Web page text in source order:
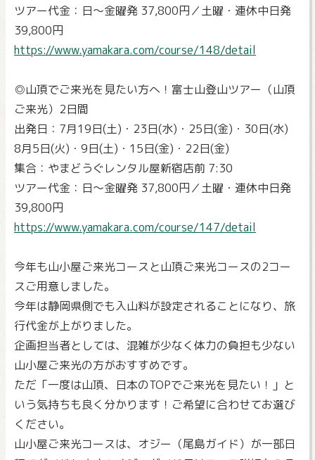
ツアー代金：日～金曜発 37,800円／土曜・連休中日発
39,800円
https://www.yamakara.com/course/148/detail
◎山頂でご来光を見たい方へ！富士山登山ツアー（山頂
ご来光）2日間
出発日：7月19日(土)・23日(水)・25日(金)・30日(水)
8月5日(火)・9日(土)・15日(金)・22日(金)
集合：やまどうぐレンタル屋新宿店前 7:30
ツアー代金：日～金曜発 37,800円／土曜・連休中日発
39,800円
https://www.yamakara.com/course/147/detail
今年も山小屋ご来光コースと山頂ご来光コースの2コー
スご用意しました。
今年は静岡県側でも入山料が設定されることになり、旅
行代金が上がりました。
企画担当者としては、混雑が少なく体力の負担も少ない
山小屋ご来光の方がおすすめです。
ただ「一度は山頂、日本のTOPでご来光を見たい！」と
いう気持ちも良く分かります！ご希望に合わせてお選び
ください。
山小屋ご来光コースは、オジー（尾島ガイド）が一部日